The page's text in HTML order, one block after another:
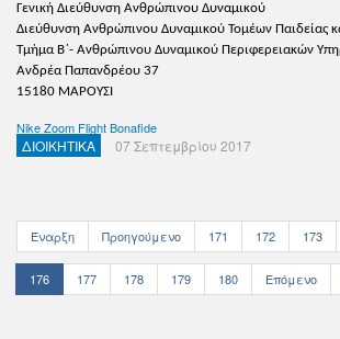
Γενική Διεύθυνση Ανθρώπινου Δυναμικού
Διεύθυνση Ανθρώπινου Δυναμικού Τομέων Παιδείας
Τμήμα Β΄- Ανθρώπινου Δυναμικού Περιφερειακών
Ανδρέα Παπανδρέου 37
15180 ΜΑΡΟΥΣΙ
Nike Zoom Flight Bonafide
ΔΙΟΙΚΗΤΙΚΑ 07 Σεπτεμβρίου 2017
Έναρξη Προηγούμενο 171 172 173
176 177 178 179 180 Επόμενο